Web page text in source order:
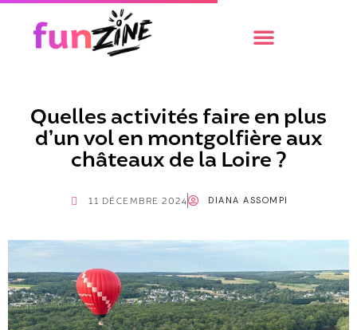
Quelles activités faire en plus
d’un vol en montgolfière aux
châteaux de la Loire ?
11 DÉCEMBRE 2024 DIANA ASSOMPI